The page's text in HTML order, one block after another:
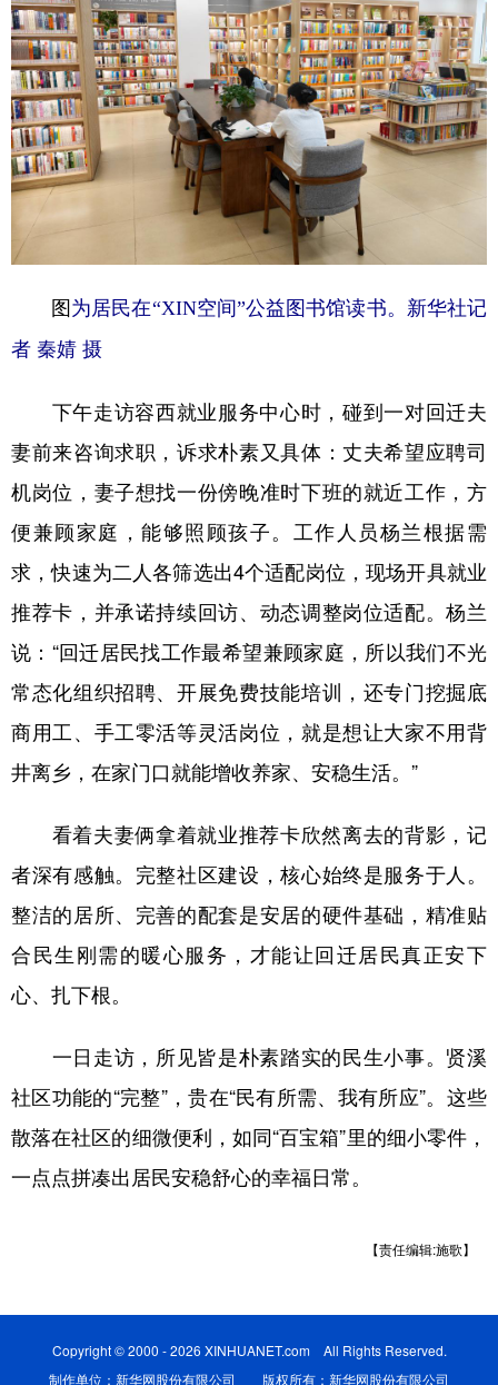
图 为居民在“XIN空间”公益图书馆读书。新华社记
者 秦婧 摄
下午走访容西就业服务中心时，碰到一对回迁夫
妻前来咨询求职，诉求朴素又具体：丈夫希望应聘司
机岗位，妻子想找一份傍晚准时下班的就近工作，方
便兼顾家庭，能够照顾孩子。工作人员杨兰根据需
求，快速为二人各筛选出4个适配岗位，现场开具就业
推荐卡，并承诺持续回访、动态调整岗位适配。杨兰
说：“回迁居民找工作最希望兼顾家庭，所以我们不光
常态化组织招聘、开展免费技能培训，还专门挖掘底
商用工、手工零活等灵活岗位，就是想让大家不用背
井离乡，在家门口就能增收养家、安稳生活。”
看着夫妻俩拿着就业推荐卡欣然离去的背影，记
者深有感触。完整社区建设，核心始终是服务于人。
整洁的居所、完善的配套是安居的硬件基础，精准贴
合民生刚需的暖心服务，才能让回迁居民真正安下
心、扎下根。
一日走访，所见皆是朴素踏实的民生小事。贤溪
社区功能的“完整”，贵在“民有所需、我有所应”。这些
散落在社区的细微便利，如同“百宝箱”里的细小零件，
一点点拼凑出居民安稳舒心的幸福日常。
【责任编辑:施歌】
Copyright © 2000 - 2026 XINHUANET.com All Rights Reserved.
制作单位：新华网股份有限公司 版权所有：新华网股份有限公司